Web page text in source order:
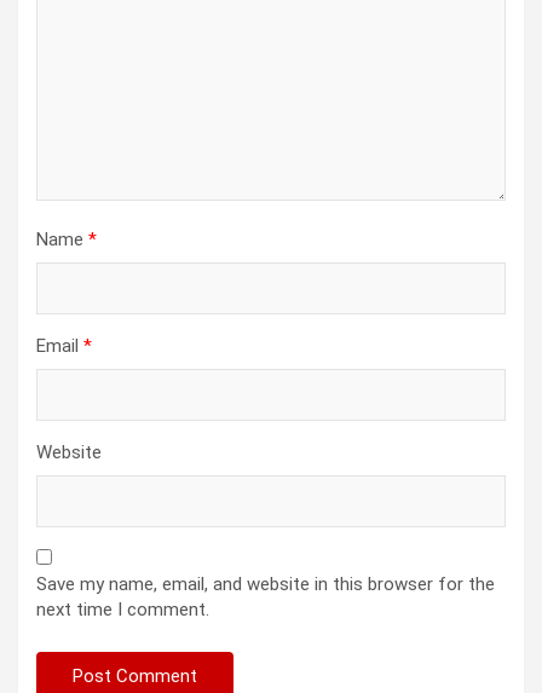
Name *
Email *
Website
Save my name, email, and website in this browser for the
next time I comment.